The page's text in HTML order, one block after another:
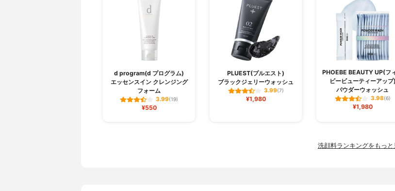
d program(d プログラム)
エッセンスイン クレンジング
フォーム
3.99(19)
¥550
PLUEST(プルエスト)
ブラックジェリーウォッシュ
3.99(7)
¥1,980
PHOEBE BEAUTY UP(フ
ビービューティーアップ)
パウダーウォッシュ
3.98(6)
¥1,980
洗顔料ランキングをもっと